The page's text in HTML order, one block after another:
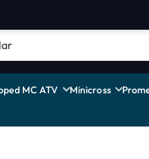
MC ATV Minicross